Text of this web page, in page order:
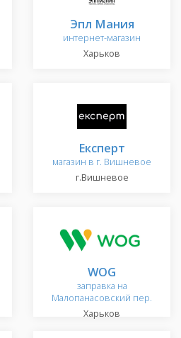
Эпл Мания
интернет-магазин
Харьков
Експерт
магазин в г. Вишневое
г.Вишневое
WOG
заправка на
Малопанасовский пер.
Харьков